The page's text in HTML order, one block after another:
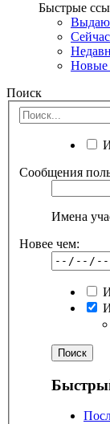
Быстрые
Новые
Поиск
Сообщения
Имена
Новее чем: